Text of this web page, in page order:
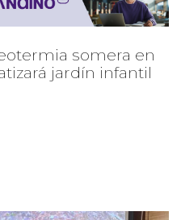
somera en
jardín infantil